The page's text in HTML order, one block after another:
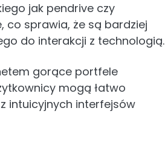
jak pendrive czy
co sprawia, że ​​są bardziej
do interakcji z technologią.
gorące portfele
mogą łatwo
intuicyjnych interfejsów